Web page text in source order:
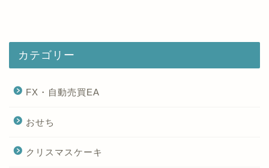
カテゴリー
FX・自動売買EA
おせち
クリスマスケーキ